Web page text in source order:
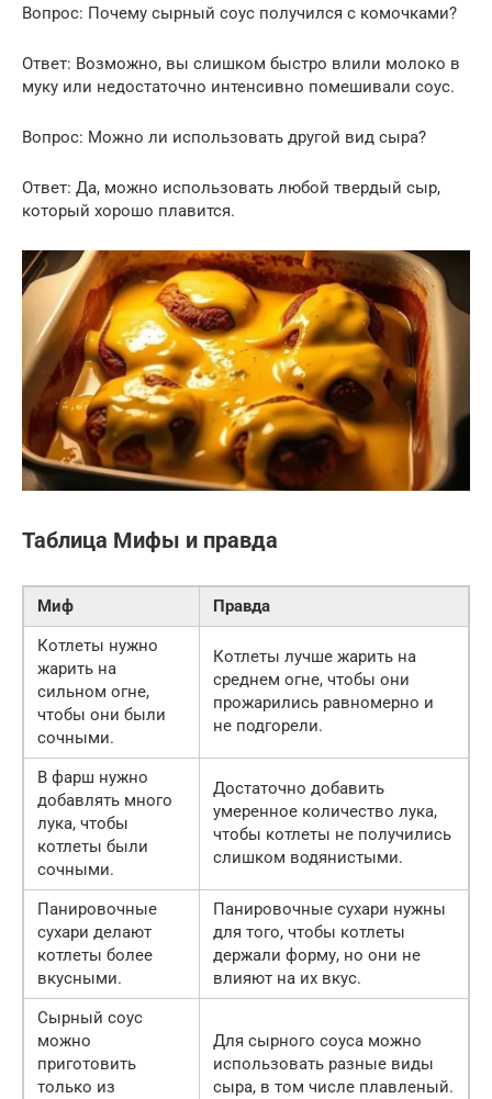
Вопрос: Почему сырный соус получился с комочками?
Ответ: Возможно, вы слишком быстро влили молоко в
муку или недостаточно интенсивно помешивали соус.
Вопрос: Можно ли использовать другой вид сыра?
Ответ: Да, можно использовать любой твердый сыр,
который хорошо плавится.
Таблица Мифы и правда
Миф
Правда
Котлеты нужно
жарить на
сильном огне,
чтобы они были
сочными.
Котлеты лучше жарить на
среднем огне, чтобы они
прожарились равномерно и
не подгорели.
В фарш нужно
добавлять много
лука, чтобы
котлеты были
сочными.
Достаточно добавить
умеренное количество лука,
чтобы котлеты не получились
слишком водянистыми.
Панировочные
сухари делают
котлеты более
вкусными.
Панировочные сухари нужны
для того, чтобы котлеты
держали форму, но они не
влияют на их вкус.
Сырный соус
можно
приготовить
только из
Для сырного соуса можно
использовать разные виды
сыра, в том числе плавленый.